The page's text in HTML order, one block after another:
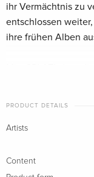
ihr Vermächtnis zu
entschlossen
ihre frühen Alben
Jahren vor,
Haltung, die Deep
Ian Gillan
PRODUCT DETAILS
Artists
Content